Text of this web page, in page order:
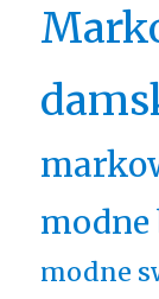
modne